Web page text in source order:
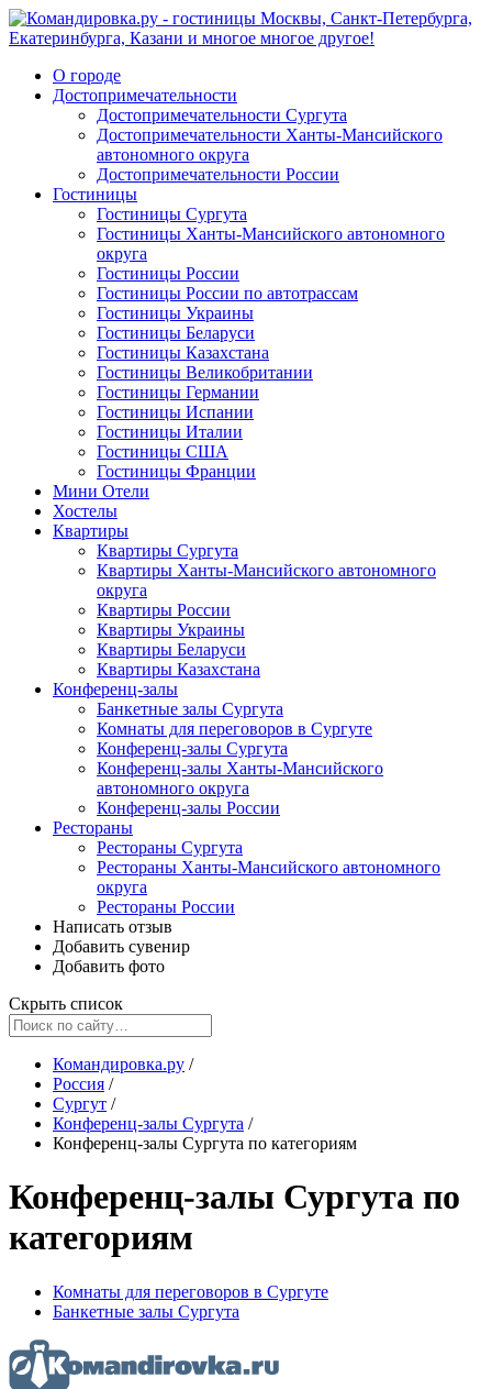
О городе
Достопримечательности
Достопримечательности Сургута
Достопримечательности Ханты-Мансийского
автономного округа
Достопримечательности России
Гостиницы
Гостиницы Сургута
Гостиницы Ханты-Мансийского автономного
округа
Гостиницы России
Гостиницы России по автотрассам
Гостиницы Украины
Гостиницы Беларуси
Гостиницы Казахстана
Гостиницы Великобритании
Гостиницы Германии
Гостиницы Испании
Гостиницы Италии
Гостиницы США
Гостиницы Франции
Мини Отели
Хостелы
Квартиры
Квартиры Сургута
Квартиры Ханты-Мансийского автономного
округа
Квартиры России
Квартиры Украины
Квартиры Беларуси
Квартиры Казахстана
Конференц-залы
Банкетные залы Сургута
Комнаты для переговоров в Сургуте
Конференц-залы Сургута
Конференц-залы Ханты-Мансийского
автономного округа
Конференц-залы России
Рестораны
Рестораны Сургута
Рестораны Ханты-Мансийского автономного
округа
Рестораны России
Написать отзыв
Добавить сувенир
Добавить фото
Скрыть список
Командировка.ру /
Россия /
Сургут /
Конференц-залы Сургута /
Конференц-залы Сургута по категориям
Конференц-залы Сургута по
категориям
Комнаты для переговоров в Сургуте
Банкетные залы Сургута